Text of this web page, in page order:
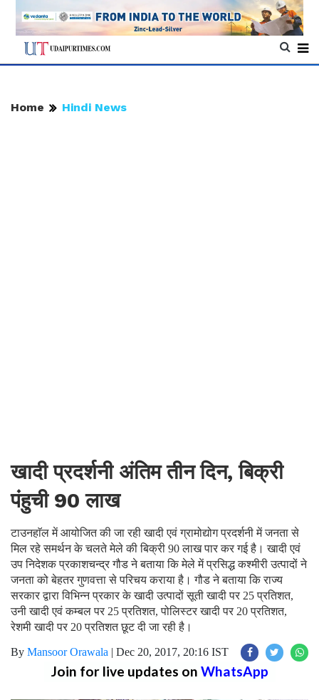
Home Hindi News
खादी प्रदर्शनी अंतिम तीन दिन, बिक्री
पंहुची 90 लाख
टाउनहाॅल में आयोजित की जा रही खादी एवं ग्रामोद्योग प्रदर्शनी में जनता से
मिल रहे समर्थन के चलते मेले की बिक्री 90 लाख पार कर गई है। खादी एवं
उप निदेशक प्रकाशचन्द्र गौड ने बताया कि मेले में प्रसिद्ध कश्मीरी उत्पादों ने
जनता को बेहतर गुणवत्ता से परिचय कराया है। गौड ने बताया कि राज्य
सरकार द्वारा विभिन्न प्रकार के खादी उत्पादों सूती खादी पर 25 प्रतिशत,
उनी खादी एवं कम्बल पर 25 प्रतिशत, पोलिस्टर खादी पर 20 प्रतिशत,
रेशमी खादी पर 20 प्रतिशत छूट दी जा रही है।
By Mansoor Orawala | Dec 20, 2017, 20:16 IST
Join for live updates on WhatsApp